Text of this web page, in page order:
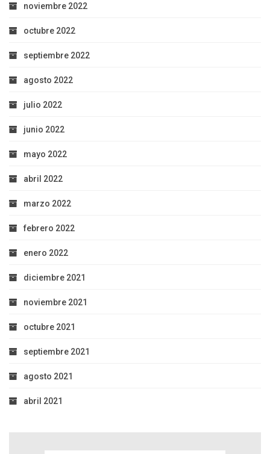
noviembre 2022
octubre 2022
septiembre 2022
agosto 2022
julio 2022
junio 2022
mayo 2022
abril 2022
marzo 2022
febrero 2022
enero 2022
diciembre 2021
noviembre 2021
octubre 2021
septiembre 2021
agosto 2021
abril 2021